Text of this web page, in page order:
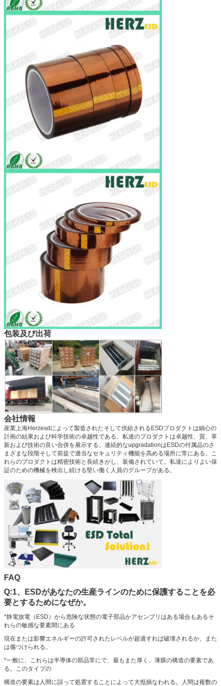
包装及び出荷
会社情報
産業上海Herzesdによって製造されたそして供給されるESDプロダクトは細心の
計画の結果および科学技術の卓越性である。私達のプロダクトは卓越性、質、革
新および技術の良い合併を展示する。連続的なupgradationはESDの付属品のさ
まざまな段階そして前提で適当なセキュリティ機能を高める場所に常にある。こ
れらのプロダクトは精密技術と長続きがし、装備されていて。私達によりよい保
証のための機械を検出し続ける堅い働く人員のグループがある。
FAQ
Q:1、ESDがあなたの生産ラインのために保護することを必
要とするためになぜか。
*静電放電（ESD）から危険な状態の電子部品かアセンブリはある場合もあるそ
れらの敏感な要素間にある
現在または影響エネルギーの許可されたレベルが超過すれば破壊されるか、また
は傷つけられる。
*一般に、これらは半導体の部品常にで、最もまた厚く、薄膜の構造の要素であ
る。このタイプの
構造の要素は人間に誤って処置することによって大抵損なわれる。人間は複数の